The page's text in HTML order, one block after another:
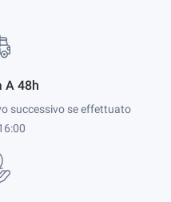
A 48h
successivo se effettuato